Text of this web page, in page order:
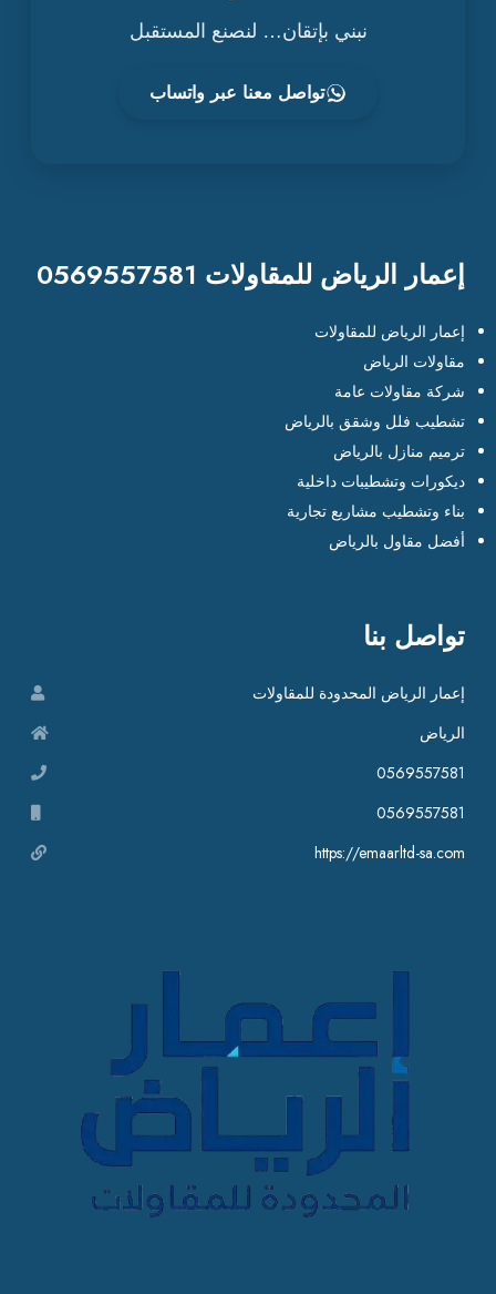
نبني بإتقان… لنصنع المستقبل
تواصل معنا عبر واتساب
إعمار الرياض للمقاولات 0569557581
إعمار الرياض للمقاولات
مقاولات الرياض
شركة مقاولات عامة
تشطيب فلل وشقق بالرياض
ترميم منازل بالرياض
ديكورات وتشطيبات داخلية
بناء وتشطيب مشاريع تجارية
أفضل مقاول بالرياض
تواصل بنا
إعمار الرياض المحدودة للمقاولات
الرياض
0569557581
0569557581
https://emaarltd-sa.com